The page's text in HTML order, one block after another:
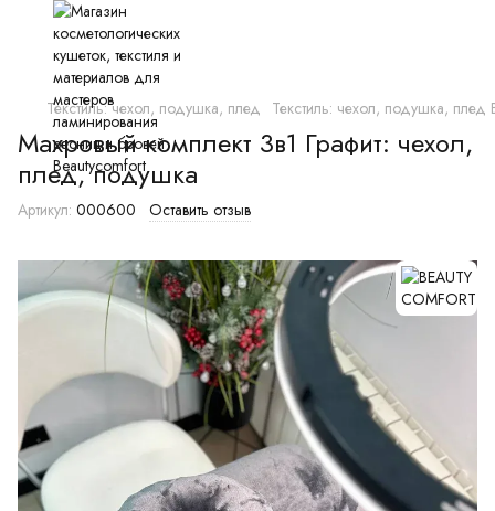
Текстиль: чехол, подушка, плед Текстиль: чехол, подушка, плед
Махровый комплект 3в1 Графит: чехол,
плед, подушка
Артикул: 000600 Оставить отзыв